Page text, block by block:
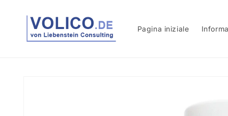
ai contenuti
Pagina iniziale